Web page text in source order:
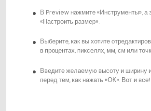
В Preview нажмите «Инструменты», а
«Настроить размер».
Выберите, как вы хотите
в процентах, пикселях, мм, см или
Введите желаемую высоту и ширину
перед тем, как нажать «ОК». Вот и все!